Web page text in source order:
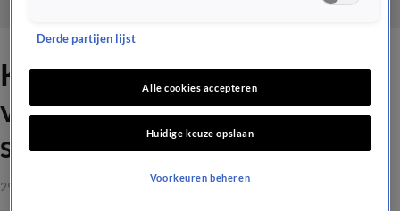
Koen Weijland start petitie
voor Johan Cruijff: 'Koeman
steunt mij'
29 juli 2019, 20:36
Derde partijen lijst
Alle cookies accepteren
Huidige keuze opslaan
Voorkeuren beheren